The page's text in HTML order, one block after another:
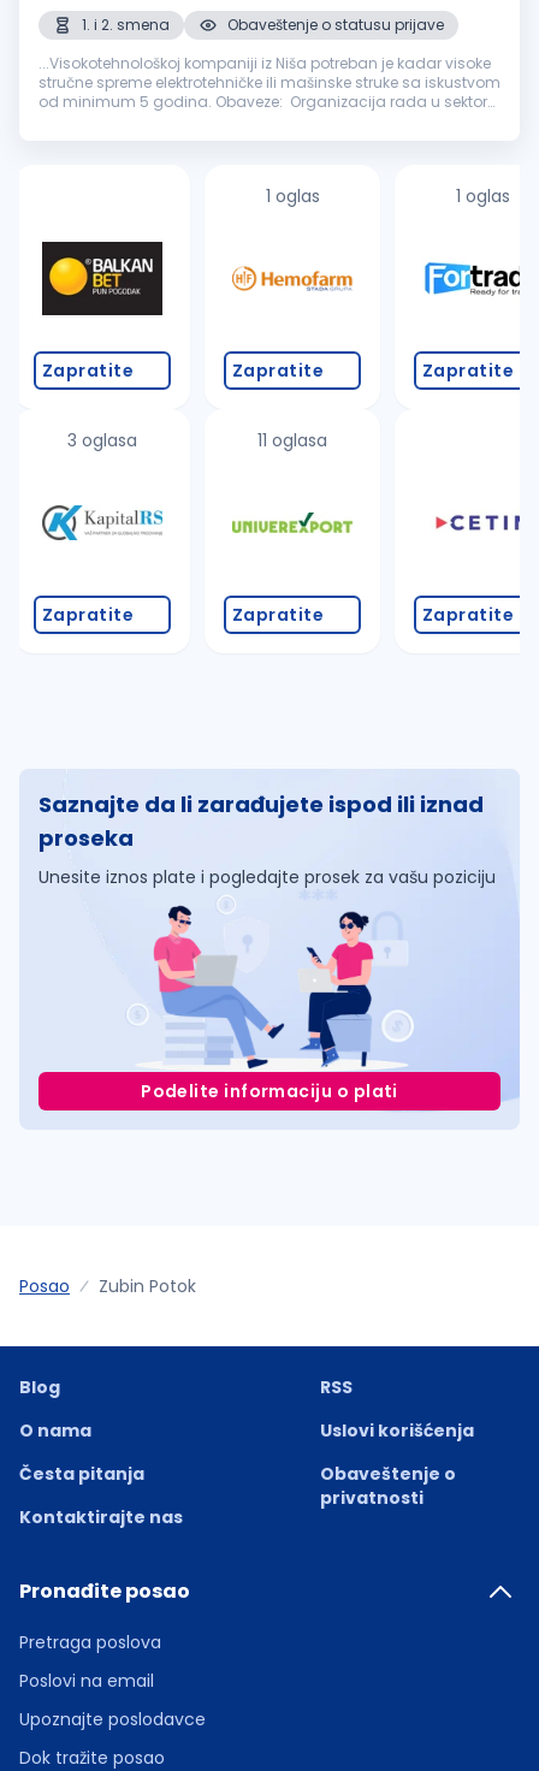
1. i 2. smena
Obaveštenje o statusu prijave
...Visokotehnološkoj kompaniji iz Niša potreban je kadar visoke
stručne spreme elektrotehničke ili mašinske struke sa iskustvom
od minimum 5 godina. Obaveze: Organizacija rada u sektoru
Zapratite
3 oglasa
Zapratite
1 oglas
Zapratite
11 oglasa
Zapratite
1 oglas
Zapratite
Zapratite
Saznajte da li zarađujete ispod ili iznad
proseka
Unesite iznos plate i pogledajte prosek za vašu poziciju
Podelite informaciju o plati
Posao Zubin Potok
Blog
O nama
Česta pitanja
Kontaktirajte nas
RSS
Uslovi korišćenja
Obaveštenje o
privatnosti
Pronađite posao
Pretraga poslova
Poslovi na email
Upoznajte poslodavce
Dok tražite posao